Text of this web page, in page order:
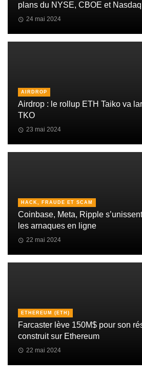
plans du NYSE, CBOE et Nasdaq
24 mai 2024
AIRDROP
Airdrop : le rollup ETH Taiko va
TKO
23 mai 2024
HACK, FRAUDE ET SCAM
Coinbase, Meta, Ripple
les arnaques en ligne
22 mai 2024
ETHEREUM (ETH)
Farcaster lève 150M$ pour son
construit sur Ethereum
22 mai 2024